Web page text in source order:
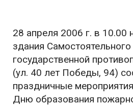
28 апреля 2006 г. в 10.00
здания
государственной
(ул. 40 лет Победы, 94)
праздничные
Дню образования